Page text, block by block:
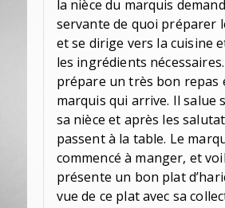
la nièce du marquis
servante de quoi préparer
et se dirige vers la cuisine
les ingrédients
prépare un très bon repas
marquis qui arrive. Il salue
sa nièce et après les
passent à la table. Le
commencé à manger, et
présente un bon plat
vue de ce plat avec sa